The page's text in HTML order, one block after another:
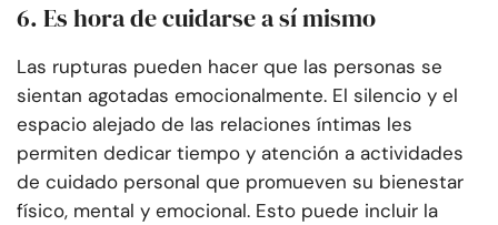
6. Es hora de cuidarse a sí mismo
Las rupturas pueden hacer que las personas se
sientan agotadas emocionalmente. El silencio y el
espacio alejado de las relaciones íntimas les
permiten dedicar tiempo y atención a actividades
de cuidado personal que promueven su bienestar
físico, mental y emocional. Esto puede incluir la